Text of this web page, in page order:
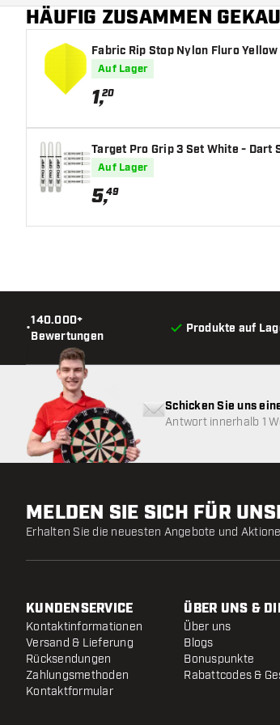
HÄUFIG ZUSAMMEN
Fabric Rip Stop Nylon Fluro
Auf Lager
1,20
Target Pro Grip 3 Set White - Dart
Auf Lager
5,49
•
140.000+
Bewertungen
Produkte auf
Schicken Sie uns
Antwort innerhalb 1
MELDEN SIE SICH FÜR
Erhalten Sie die neuesten Angebote und
KUNDENSERVICE
Kontaktinformationen
Versand & Lieferung
Rücksendungen
Zahlungsmethoden
Kontaktformular
ÜBER UNS &
Über uns
Blogs
Bonuspunkte
Rabattcodes &